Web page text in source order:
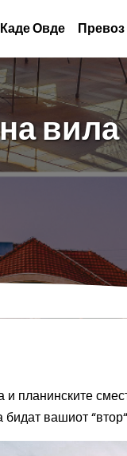
Каде Овде Превоз
вила
планинските
вашиот